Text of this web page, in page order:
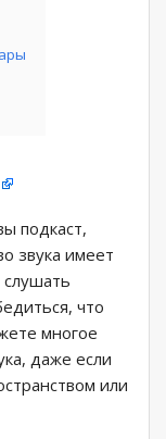
подкаст,
звука имеет
что
многое
даже если
или